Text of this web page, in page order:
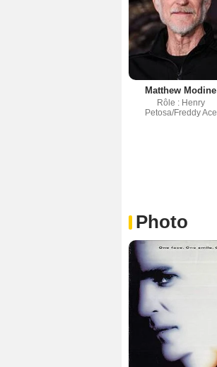
Matthew Modine
Rôle : Henry
Petosa/Freddy Ace
Photo